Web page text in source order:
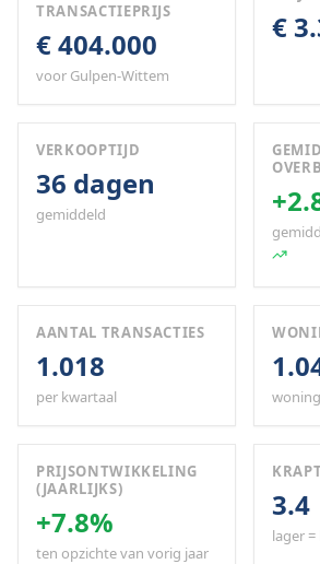
TRANSACTIEPRIJS
€ 404.000
voor Gulpen-Wittem
€
VERKOOPTIJD
36 dagen
gemiddeld
AANTAL TRANSACTIES
1.018
per kwartaal
PRIJSONTWIKKELING
(JAARLIJKS)
+7.8%
ten opzichte van vorig jaar
3.4
lager